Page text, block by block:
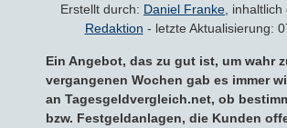
Festgeld-Vergleich
Zinsvergleich
Tagesgeld mit Zinsgarantie
Tagesgeldrechner
Festgeldrechner
LIVE-TESTS
Tagesgeld-Test
Festgeld-Test
Firmentagesgeld
Erstellt durch: Daniel Franke ,
Redaktion - letzte Aktualisierung:
Ein Angebot, das zu gut ist, um wahr
vergangenen Wochen gab es immer
an Tagesgeldvergleich.net, ob
bzw. Festgeldanlagen, die Kunden